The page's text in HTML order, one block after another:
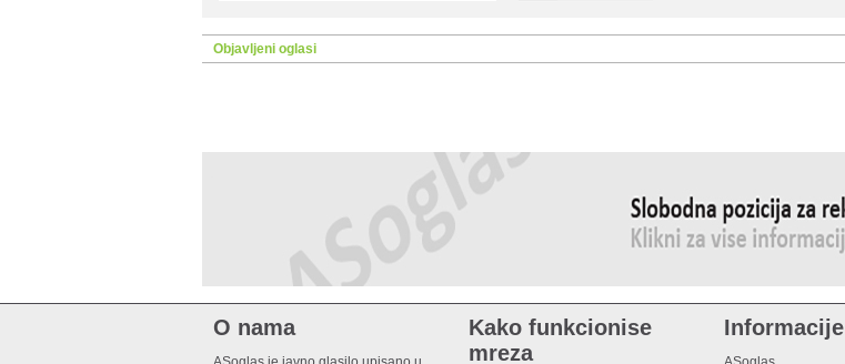
Objavljeni oglasi
O nama
Kako funkcionise
mreza
Informacije